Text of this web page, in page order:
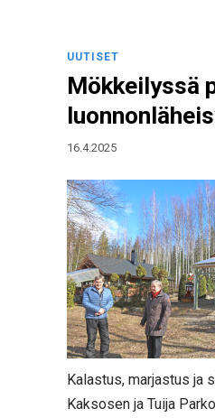
UUTISET
Mökkeilyssä
16.4.2025
Kalastus, marjastus ja
Kaksosen ja Tuija